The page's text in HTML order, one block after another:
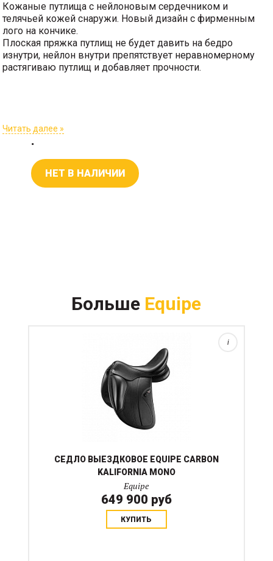
Кожаные путлища с нейлоновым сердечником и
телячьей кожей снаружи. Новый дизайн с фирменным
лого на кончике.
Плоская пряжка путлищ не будет давить на бедро
изнутри, нейлон внутри препятствует неравномерному
растягиваю путлищ и добавляет прочности.
Читать далее »
.
НЕТ В НАЛИЧИИ
Больше Equipe
достаточно глубокое, с укороченными коленными
упорами и изящной отстрочкой. Седло подойдет на
СЕДЛО ВЫЕЗДКОВОЕ EQUIPE CARBON
KALIFORNIA MONO
Equipe
649 900 руб
КУПИТЬ
i